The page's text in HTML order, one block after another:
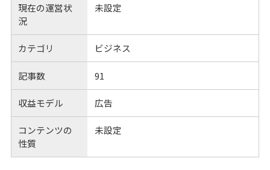
現在の運営状
況
未設定
カテゴリ ビジネス
記事数 91
収益モデル 広告
コンテンツの
性質
未設定